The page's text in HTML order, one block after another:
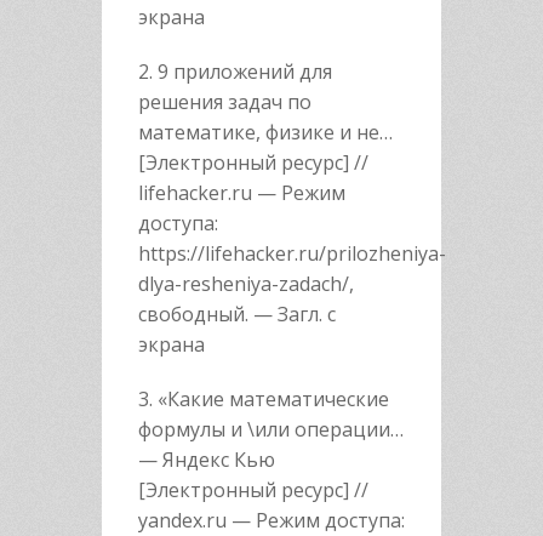
экрана
2. 9 приложений для
решения задач по
математике, физике и не…
[Электронный ресурс] //
lifehacker.ru — Режим
доступа:
https://lifehacker.ru/prilozheniya-
dlya-resheniya-zadach/,
свободный. — Загл. с
экрана
3. «Какие математические
формулы и \или операции…
— Яндекс Кью
[Электронный ресурс] //
yandex.ru — Режим доступа: